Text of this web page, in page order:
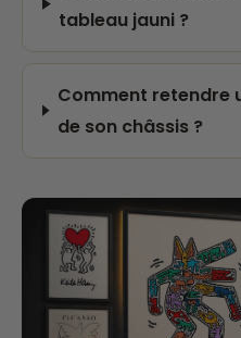
tableau jauni ?
Comment retendre
de son châssis ?